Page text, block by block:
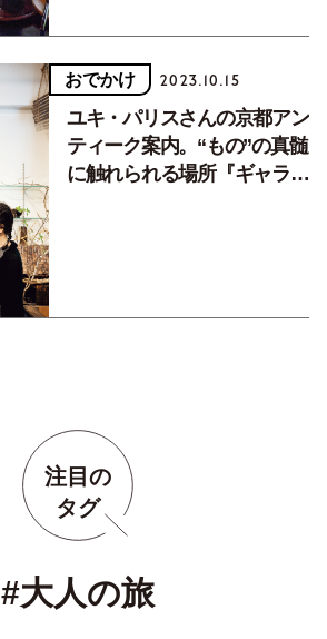
おでかけ 2023.10.15
ユキ・パリスさんの京都アン
ティーク案内。“もの”の真髄
に触れられる場所『ギャラリ
注目の
タグ
#大人の旅